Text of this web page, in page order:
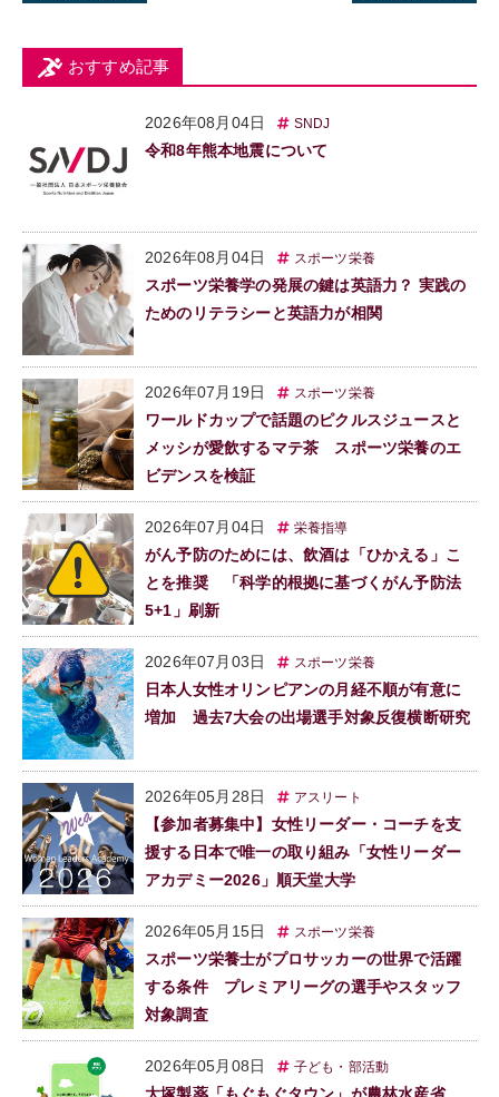
おすすめ記事
2026年08月04日 SNDJ
令和8年熊本地震について
2026年08月04日 スポーツ栄養
スポーツ栄養学の発展の鍵は英語力？ 実践の
ためのリテラシーと英語力が相関
2026年07月19日 スポーツ栄養
ワールドカップで話題のピクルスジュースと
メッシが愛飲するマテ茶 スポーツ栄養のエ
ビデンスを検証
2026年07月04日 栄養指導
がん予防のためには、飲酒は「ひかえる」こ
とを推奨 「科学的根拠に基づくがん予防法
5+1」刷新
2026年07月03日 スポーツ栄養
日本人女性オリンピアンの月経不順が有意に
増加 過去7大会の出場選手対象反復横断研究
2026年05月28日 アスリート
【参加者募集中】女性リーダー・コーチを支
援する日本で唯一の取り組み「女性リーダー
アカデミー2026」順天堂大学
2026年05月15日 スポーツ栄養
スポーツ栄養士がプロサッカーの世界で活躍
する条件 プレミアリーグの選手やスタッフ
対象調査
2026年05月08日 子ども・部活動